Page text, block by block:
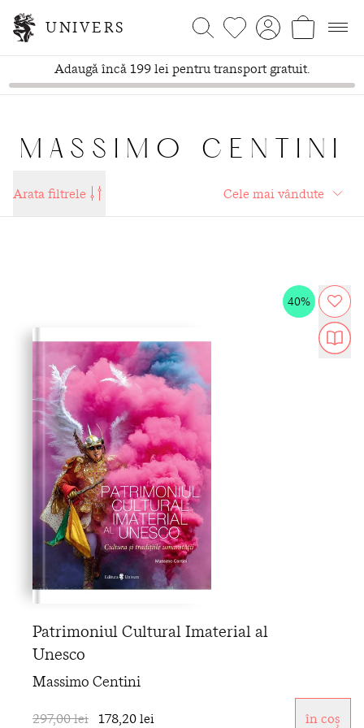
UNIVERS
Adaugă încă 199 lei pentru transport gratuit.
MASSIMO CENTINI
Arata filtrele
40%
Patrimoniul Cultural Imaterial al
Unesco
Massimo Centini
297,00 lei 178,20 lei în coș